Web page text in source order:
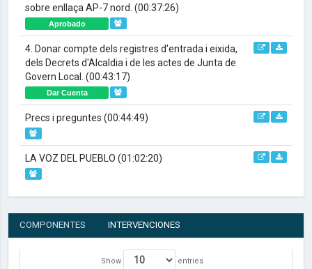
sobre enllaça AP-7 nord. (00:37:26)
Aprobado
4. Donar compte dels registres d'entrada i eixida,
dels Decrets d'Alcaldia i de les actes de Junta de
Govern Local. (00:43:17)
Dar Cuenta
Precs i preguntes (00:44:49)
LA VOZ DEL PUEBLO (01:02:20)
COMPONENTES INTERVENCIONES
Show entries